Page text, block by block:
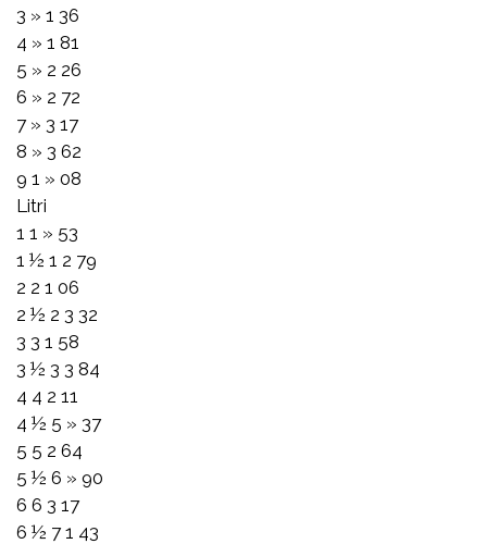
3 » 1 36
4 » 1 81
5 » 2 26
6 » 2 72
7 » 3 17
8 » 3 62
9 1 » 08
Litri
1 1 » 53
1 ½ 1 2 79
2 2 1 06
2 ½ 2 3 32
3 3 1 58
3 ½ 3 3 84
4 4 2 11
4 ½ 5 » 37
5 5 2 64
5 ½ 6 » 90
6 6 3 17
6 ½ 7 1 43